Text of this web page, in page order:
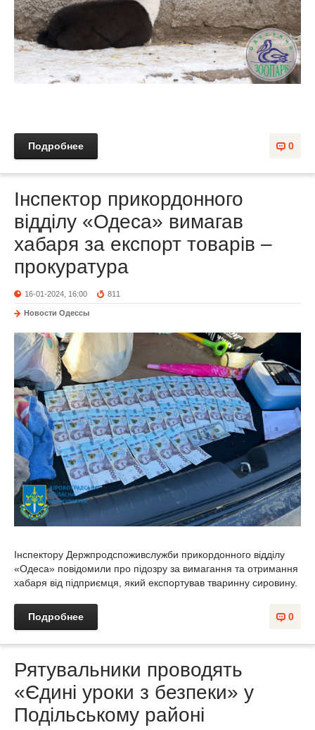
0
Подробнее
Інспектор прикордонного
відділу «Одеса» вимагав
хабаря за експорт товарів –
прокуратура
16-01-2024, 16:00 811
Новости Одессы
Інспектору Держпродспоживслужби прикордонного відділу
«Одеса» повідомили про підозру за вимагання та отримання
хабаря від підприємця, який експортував тваринну сировину.
0
Подробнее
Рятувальники проводять
«Єдині уроки з безпеки» у
Подільському районі